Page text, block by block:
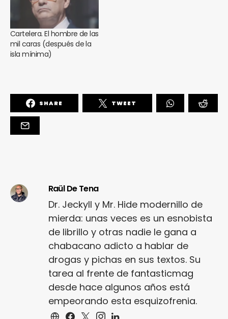
Cartelera. El hombre de las
mil caras (después de la
isla mínima)
SHARE TWEET
Raül De Tena
Dr. Jeckyll y Mr. Hide modernillo de
mierda: unas veces es un esnobista
de librillo y otras nadie le gana a
chabacano adicto a hablar de
drogas y pichas en sus textos. Su
tarea al frente de fantasticmag
desde hace algunos años está
empeorando esta esquizofrenia.